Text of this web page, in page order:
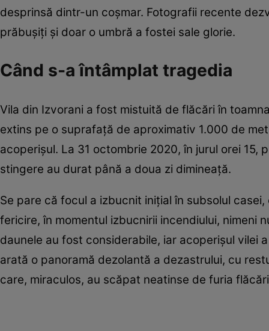
desprinsă dintr-un coșmar. Fotografii recente
prăbușiți și doar o umbră a fostei sale glorie.
Când s-a întâmplat tragedia
Vila din Izvorani a fost mistuită de flăcări în
extins pe o suprafață de aproximativ 1.000 de
acoperișul. La 31 octombrie 2020, în jurul orei
stingere au durat până a doua zi dimineață.
Se pare că focul a izbucnit inițial în subsolul
fericire, în momentul izbucnirii incendiului, nimeni
daunele au fost considerabile, iar acoperișul vilei
arată o panoramă dezolantă a dezastrului, cu
care, miraculos, au scăpat neatinse de furia